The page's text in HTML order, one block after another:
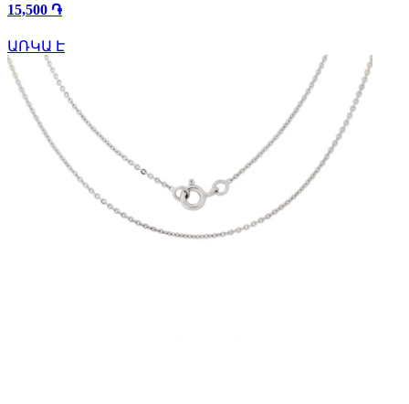
15,500 ֏
ԱՌԿԱ Է